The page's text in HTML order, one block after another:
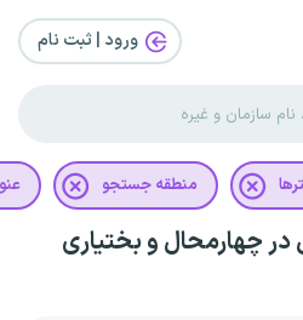
ورود | ثبت‌ نام
منطقه جستجو
چهارمحال و بختیاری